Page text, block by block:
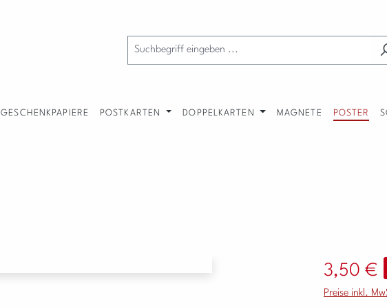
GESCHENKPAPIERE POSTKARTEN DOPPELKARTEN MAGNETE POSTER
Verkaufspreis:
3,50 €
Preise inkl.